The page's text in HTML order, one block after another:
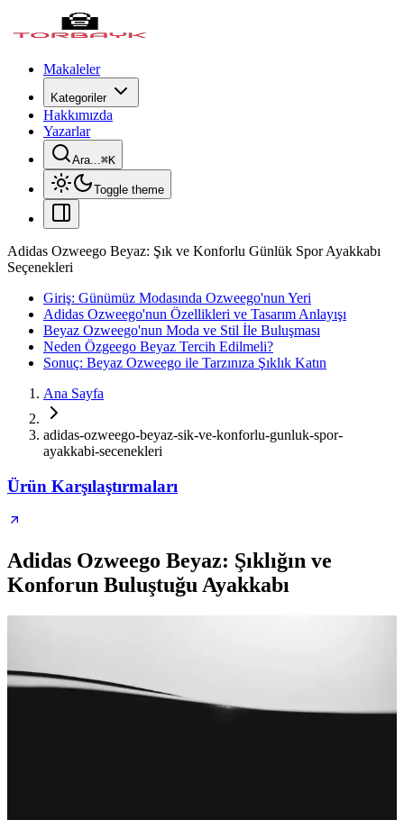
Makaleler
Kategoriler
Hakkımızda
Yazarlar
Ara...⌘K
Toggle theme
Adidas Ozweego Beyaz: Şık ve Konforlu Günlük Spor Ayakkabı
Seçenekleri
Giriş: Günümüz Modasında Ozweego'nun Yeri
Adidas Ozweego'nun Özellikleri ve Tasarım Anlayışı
Beyaz Ozweego'nun Moda ve Stil İle Buluşması
Neden Özgeego Beyaz Tercih Edilmeli?
Sonuç: Beyaz Ozweego ile Tarzınıza Şıklık Katın
Ana Sayfa
adidas-ozweego-beyaz-sik-ve-konforlu-gunluk-spor-
ayakkabi-secenekleri
Ürün Karşılaştırmaları
Adidas Ozweego Beyaz: Şıklığın ve
Konforun Buluştuğu Ayakkabı